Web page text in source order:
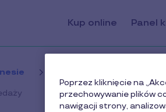
Kup online Panel
Poprzez kliknięcie na
przechowywanie plików
nawigacji strony,